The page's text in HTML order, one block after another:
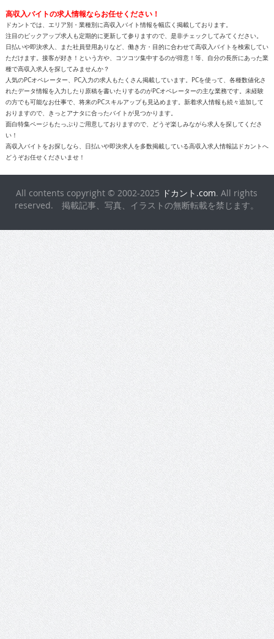
高収入バイトの求人情報ならお任せください！
ドカントでは、エリア別・業種別に高収入バイト情報を幅広く掲載しております。
注目のピックアップ求人も定期的に更新して参りますので、是非チェックしてみてください。
日払いや即決求人、また社員登用ありなど、働き方・目的に合わせて高収入バイトを検索してい
ただけます。接客が好き！という方や、コツコツ集中するのが得意！等、自分の長所にあった業
種で高収入求人を探してみませんか？
人気のPCオペレーター、PC入力の求人もたくさん掲載しています。PCを使って、各種数値化さ
れたデータ情報を入力したり原稿を書いたりするのがPCオペレーターの主な業務です。未経験
の方でも可能なお仕事で、将来のPCスキルアップも見込めます。新着求人情報も続々追加して
おりますので、きっとアナタに合ったバイトが見つかります。
面白特集ページもたっぷりご用意しておりますので、どうぞ楽しみながら求人を探してくださ
い！
高収入バイトをお探しなら、日払いや即決求人を多数掲載している高収入求人情報誌ドカントへ
どうぞお任せくださいませ！
All contents copyright © 2002-2025 ドカント.com. All rights
reserved. 掲載記事、写真、イラストの無断転載を禁じます。